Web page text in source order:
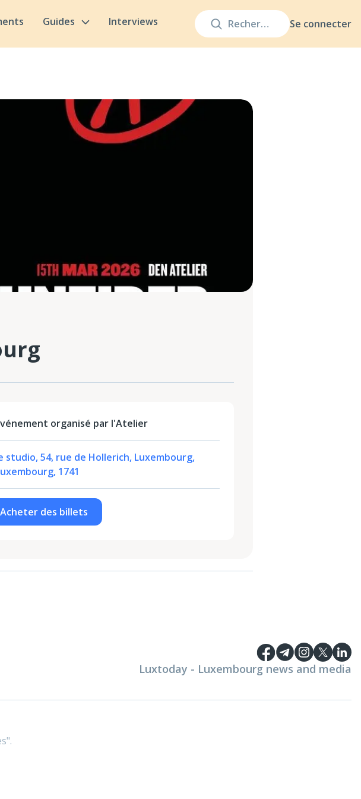
Se connecter
Guides Interviews
organisé par l'Atelier
studio, 54, rue de Hollerich, Luxembourg,
1741
Acheter des billets
Luxtoday - Luxembourg news and media